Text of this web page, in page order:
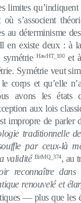
limites
où s’associent
au déterminisme
en existe deux : à
symétrieHawHT_100et à
Symétrie veut
corps et qu’elle
avons les états
aux lois
impropre de parler
traditionnelle
par ceux-là
validité BitMQ_374, au
reconnaître
renouvelé et
— plus que les